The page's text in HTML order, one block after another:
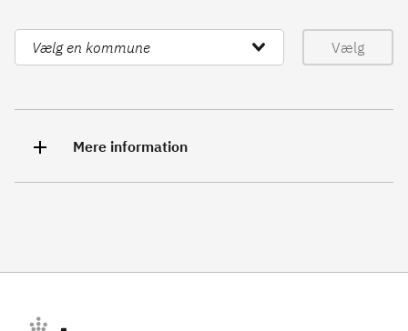
Vælg
Mere information